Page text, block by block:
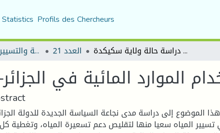
Statistics Profils des Chercheurs
مجلة العلوم الاقتصادية والتسيير والعلوم التجارية العدد 21 فعالية استخدام الموارد المائية في الجزائر– دراسة حالة ولاية سكيكدة-
الموضوع إلى دراسة مدى نجاعة السياسة الجديدة للدولة
المياه سعيا منها لتقليص دعم تسعيرة المياه، وتغطية